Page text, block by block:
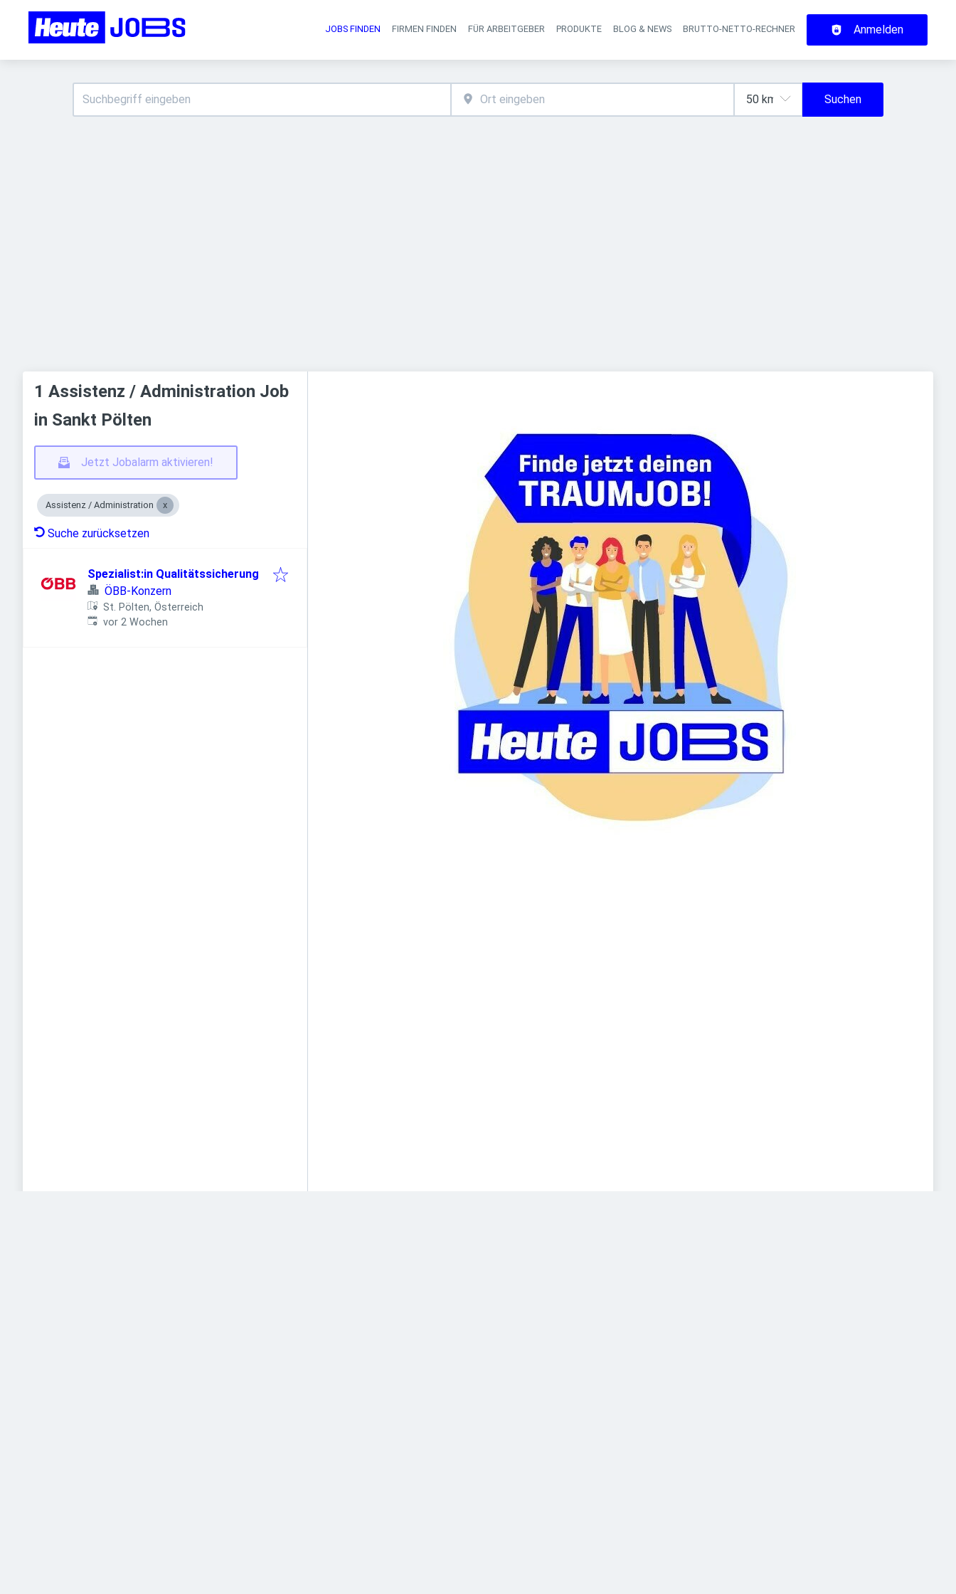
Haupt-Navigation
JOBS FINDEN FIRMEN FINDEN FÜR ARBEITGEBER PRODUKTE BLOG & NEWS BRUTTO-NETTO-RECHNER Anmelden
Suchen
1 Assistenz / Administration Job
in Sankt Pölten
Jetzt Jobalarm aktivieren!
Assistenz / Administration
Suche zurücksetzen
Spezialist:in Qualitätssicherung
ÖBB-Konzern
St. Pölten, Österreich
Veröffentlicht:
vor 2 Wochen